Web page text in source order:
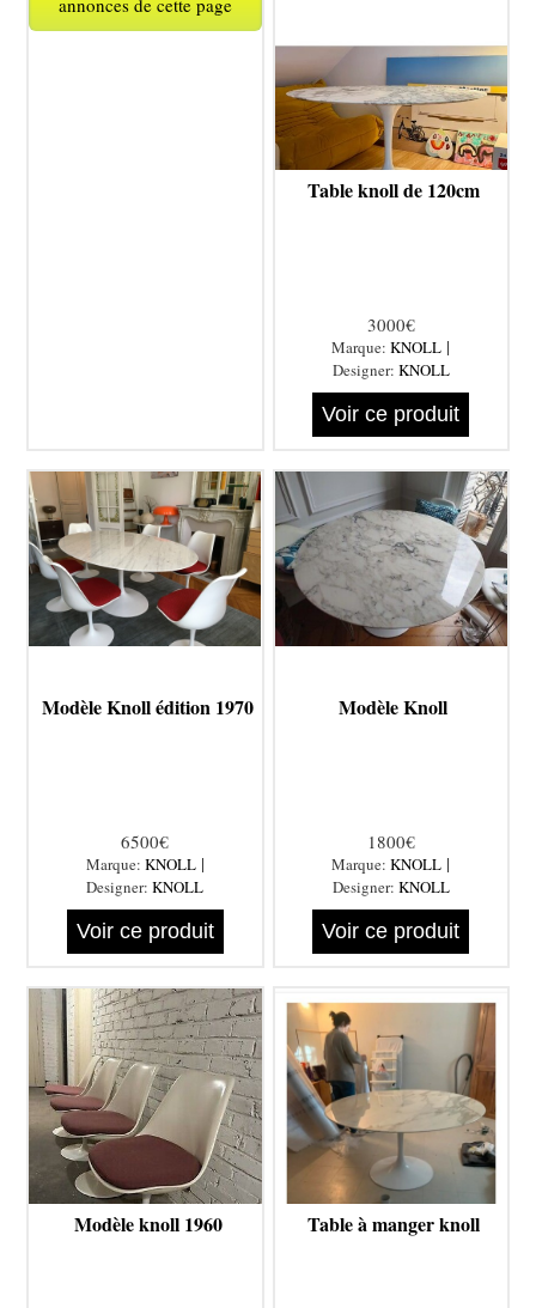
annonces de cette page
Table knoll de 120cm
3000€
Marque:KNOLL |
Designer: KNOLL
Voir ce produit
Modèle Knoll édition 1970
6500€
Marque: KNOLL|
Designer:KNOLL
Voir ce produit
Modèle Knoll
1800€
Marque:KNOLL |
Designer: KNOLL
Voir ce produit
Modèle knoll 1960 Table à manger knoll